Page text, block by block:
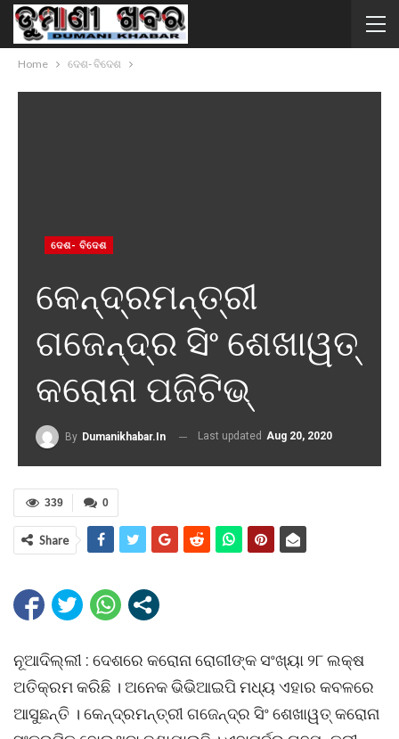
Home ଦେଶ- ବିଦେଶ
ଦେଶ- ବିଦେଶ
କେନ୍ଦ୍ରମନ୍ତ୍ରୀ
ଗଜେନ୍ଦ୍ର ସିଂ ଶେଖାୱତ୍
କରୋନା ପଜିଟିଭ୍
By Dumanikhabar.in Last updated Aug 20, 2020
0
339
Share
ନୂଆଦିଲ୍ଲୀ : ଦେଶରେ କରୋନା ରୋଗୀଙ୍କ ସଂଖ୍ୟା ୨୮ ଲକ୍ଷ
ଅତିକ୍ରମ କରିଛି । ଅନେକ ଭିଭିଆଇପି ମଧ୍ୟ ଏହାର କବଳରେ
ଆସୁଛନ୍ତି । କେନ୍ଦ୍ରମନ୍ତ୍ରୀ ଗଜେନ୍ଦ୍ର ସିଂ ଶେଖାୱତ୍ କରୋନା